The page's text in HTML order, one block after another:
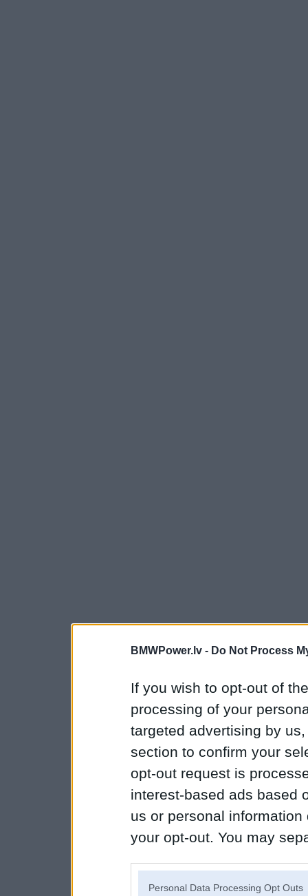
BMWPower.lv - Do Not Process
If you wish to opt-out of
processing of your
targeted advertising by
section to confirm your
opt-out request is
interest-based ads based
us or personal
your opt-out. You may
Personal Data Processing Opt Outs